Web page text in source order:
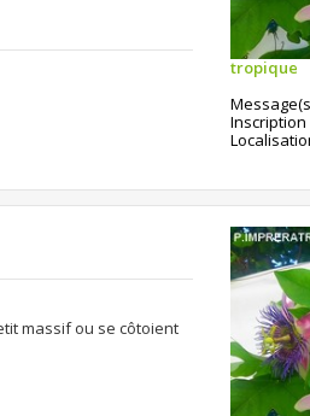
tropique
Inscription
massif ou se côtoient